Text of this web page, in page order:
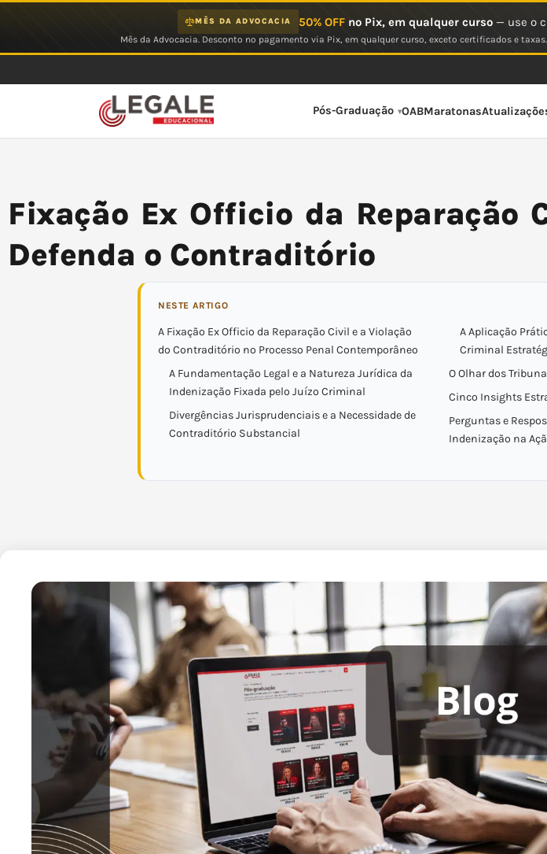
MÊS DA ADVOCACIA 50% OFFno Pix, em qualquer curso— use o
Mês da Advocacia. Desconto no pagamento via Pix, em qualquer curso, exceto certificados e
Pós-Graduação OABMaratonas
Fixação Ex Officio da Reparação
Defenda o Contraditório
NESTE ARTIGO
A Fixação Ex Officio da Reparação Civil e a Violação
do Contraditório no Processo Penal Contemporâneo
A Fundamentação Legal e a Natureza Jurídica da
Indenização Fixada pelo Juízo Criminal
Divergências Jurisprudenciais e a Necessidade de
Contraditório Substancial
A Aplicação
Criminal
O Olhar dos
Cinco Insights
Perguntas e
Indenização na